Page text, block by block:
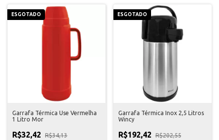
ESGOTADO
Garrafa Térmica Use Vermelha
1 Litro Mor
R$32,42 R$34,13
ESGOTADO
Garrafa Térmica Inox 2,5 Litros
Wincy
R$192,42 R$202,55